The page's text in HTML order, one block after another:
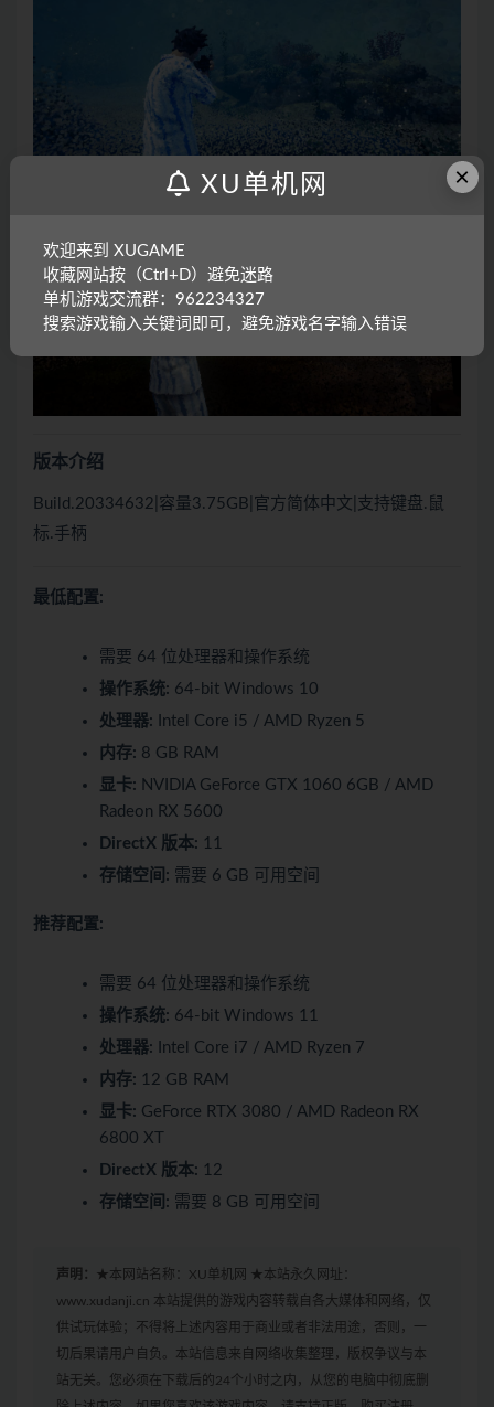
版本介绍
Build.20334632|容量3.75GB|官方简体中文|支持键盘.鼠
标.手柄
最低配置:
需要 64 位处理器和操作系统
操作系统: 64-bit Windows 10
处理器: Intel Core i5 / AMD Ryzen 5
内存: 8 GB RAM
显卡: NVIDIA GeForce GTX 1060 6GB / AMD
Radeon RX 5600
DirectX 版本: 11
存储空间: 需要 6 GB 可用空间
推荐配置:
需要 64 位处理器和操作系统
操作系统: 64-bit Windows 11
处理器: Intel Core i7 / AMD Ryzen 7
内存: 12 GB RAM
显卡: GeForce RTX 3080 / AMD Radeon RX
6800 XT
DirectX 版本: 12
存储空间: 需要 8 GB 可用空间
声明： ★本网站名称：XU单机网 ★本站永久网址：
www.xudanji.cn 本站提供的游戏内容转载自各大媒体和网络，仅
供试玩体验；不得将上述内容用于商业或者非法用途，否则，一
切后果请用户自负。本站信息来自网络收集整理，版权争议与本
站无关。您必须在下载后的24个小时之内，从您的电脑中彻底删
×
XU单机网
欢迎来到 XUGAME
收藏网站按（Ctrl+D）避免迷路
单机游戏交流群：962234327
搜索游戏输入关键词即可，避免游戏名字输入错误